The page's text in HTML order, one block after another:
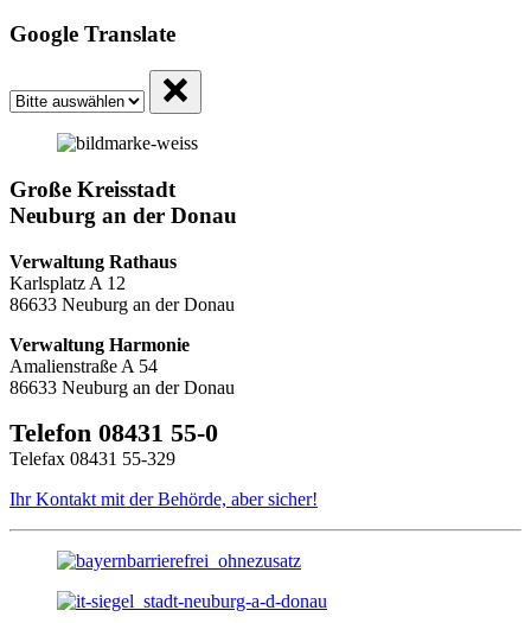
Google Translate
Große Kreisstadt
Neuburg an der Donau
Verwaltung Rathaus
Karlsplatz A 12
86633 Neuburg an der Donau
Verwaltung Harmonie
Amalienstraße A 54
86633 Neuburg an der Donau
Telefon 08431 55-0
Telefax 08431 55-329
Ihr Kontakt mit der Behörde, aber sicher!